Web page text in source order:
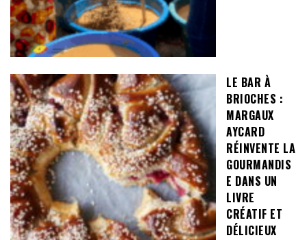
LE BAR À
BRIOCHES :
MARGAUX
AYCARD
RÉINVENTE LA
GOURMANDIS
E DANS UN
LIVRE
CRÉATIF ET
DÉLICIEUX